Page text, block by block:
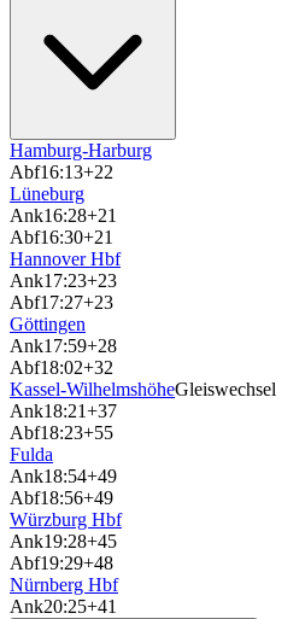
Hamburg-Harburg
Abf16:13+22
Lüneburg
Ank16:28+21
Abf16:30+21
Hannover Hbf
Ank17:23+23
Abf17:27+23
Göttingen
Ank17:59+28
Abf18:02+32
Kassel-WilhelmshöheGleiswechsel
Ank18:21+37
Abf18:23+55
Fulda
Ank18:54+49
Abf18:56+49
Würzburg Hbf
Ank19:28+45
Abf19:29+48
Nürnberg Hbf
Ank20:25+41